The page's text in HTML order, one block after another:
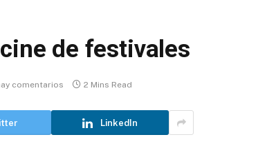
de festivales
comentarios 2 Mins Read
LinkedIn